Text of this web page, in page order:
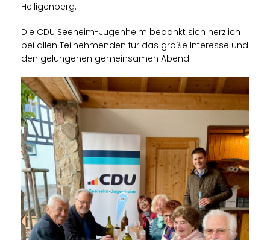
Heiligenberg.
Die CDU Seeheim-Jugenheim bedankt sich herzlich
bei allen Teilnehmenden für das große Interesse und
den gelungenen gemeinsamen Abend.